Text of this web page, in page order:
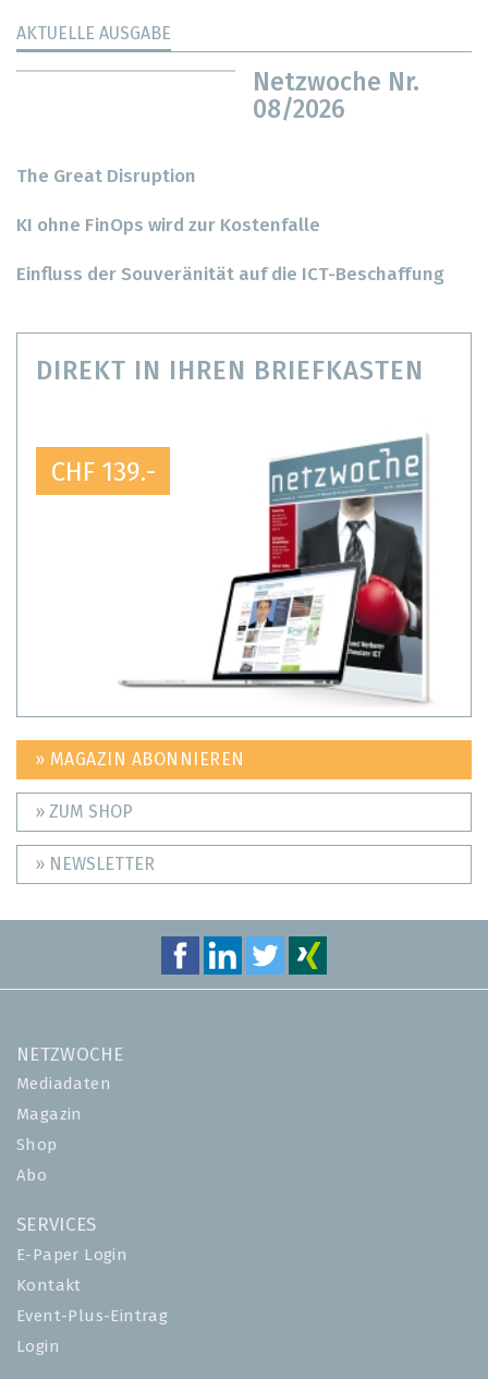
AKTUELLE AUSGABE
Netzwoche Nr.
08/2026
The Great Disruption
KI ohne FinOps wird zur Kostenfalle
Einfluss der Souveränität auf die ICT-Beschaffung
DIREKT IN IHREN BRIEFKASTEN
CHF 139.-
» MAGAZIN ABONNIEREN
» ZUM SHOP
» NEWSLETTER
NETZWOCHE
Mediadaten
Magazin
Shop
Abo
SERVICES
E-Paper Login
Kontakt
Event-Plus-Eintrag
Login